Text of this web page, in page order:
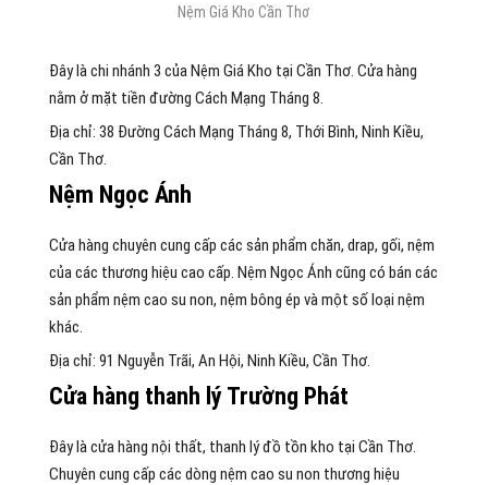
Nệm Giá Kho Cần Thơ
Đây là chi nhánh 3 của Nệm Giá Kho tại Cần Thơ. Cửa hàng
nằm ở mặt tiền đường Cách Mạng Tháng 8.
Địa chỉ: 38 Đường Cách Mạng Tháng 8, Thới Bình, Ninh Kiều,
Cần Thơ.
Nệm Ngọc Ánh
Cửa hàng chuyên cung cấp các sản phẩm chăn, drap, gối, nệm
của các thương hiệu cao cấp. Nệm Ngọc Ánh cũng có bán các
sản phẩm nệm cao su non, nệm bông ép và một số loại nệm
khác.
Địa chỉ: 91 Nguyễn Trãi, An Hội, Ninh Kiều, Cần Thơ.
Cửa hàng thanh lý Trường Phát
Đây là cửa hàng nội thất, thanh lý đồ tồn kho tại Cần Thơ.
Chuyên cung cấp các dòng nệm cao su non thương hiệu